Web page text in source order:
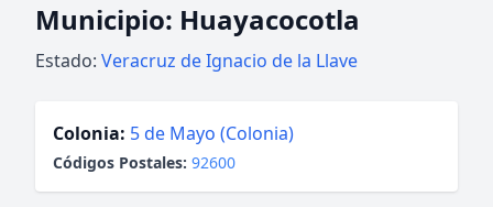
Municipio: Huayacocotla
Estado: Veracruz de Ignacio de la Llave
Colonia: 5 de Mayo (Colonia)
Códigos Postales: 92600